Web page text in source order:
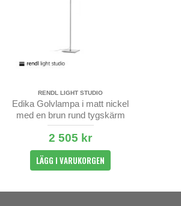
RENDL LIGHT STUDIO
Edika Golvlampa i matt nickel
med en brun rund tygskärm
2 505 kr
LÄGG I VARUKORGEN